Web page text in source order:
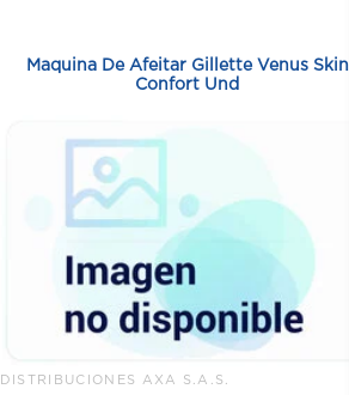
Maquina De Afeitar Gillette Venus Skin
Confort Und
DISTRIBUCIONES AXA S.A.S.